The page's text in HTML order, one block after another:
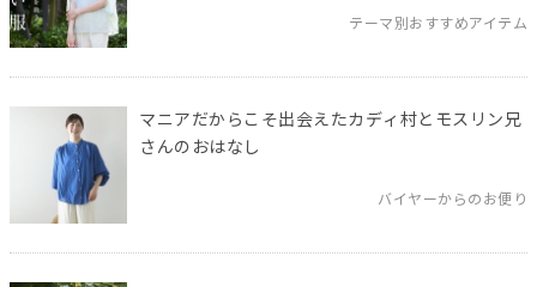
テーマ別おすすめアイテム
マニアだからこそ出会えたカディ村とモスリン兄
さんのおはなし
バイヤーからのお便り